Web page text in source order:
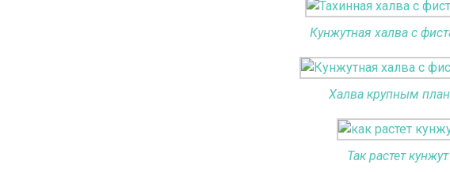
Кунжутная халва с
Халва крупным
Так растет кунжут